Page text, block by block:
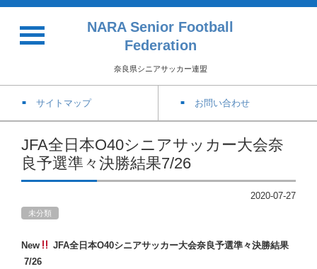
NARA Senior Football
Federation
奈良県シニアサッカー連盟
サイトマップ お問い合わせ
JFA全日本O40シニアサッカー大会奈
良予選準々決勝結果7/26
2020-07-27
未分類
New
JFA全日本O40シニアサッカー大会奈良予選準々決勝結果
7/26